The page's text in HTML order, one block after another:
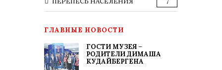
7
ГЛАВНЫЕ НОВОСТИ
ГОСТИ МУЗЕЯ –
РОДИТЕЛИ ДИМАША
КУДАЙБЕРГЕНА